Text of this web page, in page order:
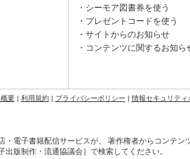
シーモア図書券を使う
プレゼントコードを使う
サイトからのお知らせ
コンテンツに関するお知ら
要| 利用規約| プライバシーポリシー | 情報セキュリティ
・電子書籍配信サービスが、 著作権者からコンテ
出版制作・流通協議会］で検索してください。